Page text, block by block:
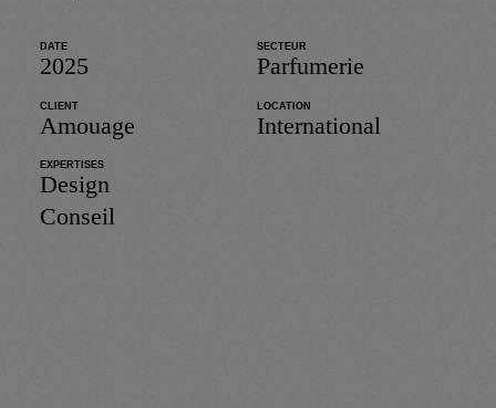
DATE
2025
SECTEUR
Parfumerie
CLIENT
Amouage
LOCATION
International
EXPERTISES
Design
Conseil